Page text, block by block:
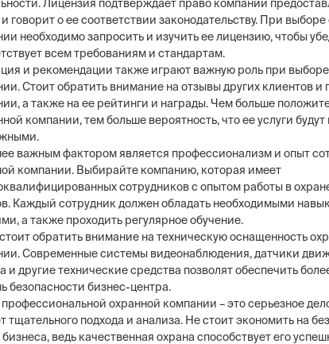
Лицензия подтверждает право компании
и говорит о ее соответствии законодательству. При
необходимо запросить и изучить ее лицензию, чтобы
всем требованиям и стандартам.
и рекомендации также играют важную роль при
Стоит обратить внимание на отзывы других клиентов и
а также на ее рейтинги и награды. Чем больше
компании, тем больше вероятность, что ее услуги
важным фактором является профессионализм и опыт
компании. Выбирайте компанию, которая имеет
сотрудников с опытом работы в
Каждый сотрудник должен обладать необходимыми
а также проходить регулярное обучение.
обратить внимание на техническую оснащенность
Современные системы видеонаблюдения, датчики
и другие технические средства позволят обеспечить
безопасности бизнес-центра.
охранной компании – это серьезное
тщательного подхода и анализа. Не стоит экономить на
бизнеса, ведь качественная охрана способствует его